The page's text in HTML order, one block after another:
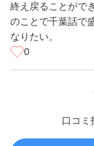
終え戻ることがで
のことで千葉話で
なりたい。
0
口コミ